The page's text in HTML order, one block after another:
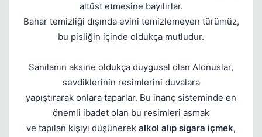
altüst etmesine bayılırlar.
Bahar temizliği dışında evini temizlemeyen türümüz,
bu pisliğin içinde oldukça mutludur.
Sanılanın aksine oldukça duygusal olan Alonuslar,
sevdiklerinin resimlerini duvalara
yapıştırarak onlara taparlar. Bu inanç sisteminde en
önemli ibadet olan bu resimleri asmak
ve tapılan kişiyi düşünerek alkol alıp sigara içmek,